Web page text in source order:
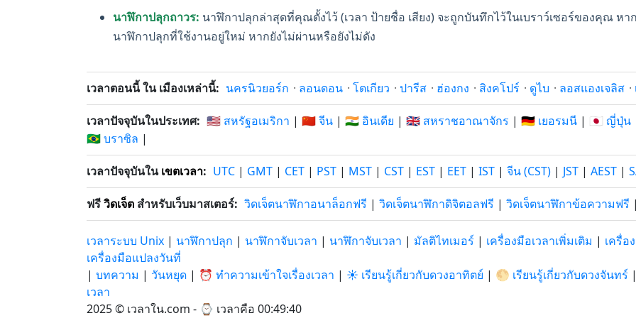
นาฬิกาปลุกถาวร: นาฬิกาปลุกล่าสุดที่คุณตั้งไว้ (เวลา ป้ายชื่อ เสียง) จะถูกบันทึกไว้ในเบราว์เซอร์ของคุณ
นาฬิกาปลุกที่ใช้งานอยู่ใหม่ หากยังไม่ผ่านหรือยังไม่ดัง
เวลาตอนนี้ ใน เมืองเหล่านี้: นครนิวยอร์ก · ลอนดอน · โตเกียว · ปารีส · ฮ่องกง · สิงคโปร์ · ดูไบ · ลอสแองเจลิส ·
เวลาปัจจุบันในประเทศ: 🇺🇸 สหรัฐอเมริกา | 🇨🇳 จีน | 🇮🇳 อินเดีย | 🇬🇧 สหราชอาณาจักร | 🇩🇪 เยอรมนี | 🇯🇵 ญี่ปุ่น
🇧🇷 บราซิล |
เวลาปัจจุบันในเขตเวลา: UTC | GMT | CET | PST | MST | CST | EST | EET | IST | จีน (CST) | JST | AEST |
ฟรีวิดเจ็ต สำหรับเว็บมาสเตอร์: วิดเจ็ตนาฬิกาอนาล็อกฟรี | วิดเจ็ตนาฬิกาดิจิตอลฟรี | วิดเจ็ตนาฬิกาข้อความฟรี
เวลาระบบ Unix | นาฬิกาปลุก | นาฬิกาจับเวลา | นาฬิกาจับเวลา | มัลติไทเมอร์ | เครื่องมือเวลาเพิ่มเติม | เครื่
เครื่องมือแปลงวันที่
| บทความ | วันหยุด | ⏰ ทำความเข้าใจเรื่องเวลา | ☀️ เรียนรู้เกี่ยวกับดวงอาทิตย์ | 🌕 เรียนรู้เกี่ยวกับดวงจันทร์
เวลา
2025 © เวลาใน.com - ⌚ เวลาคือ 00:49:41